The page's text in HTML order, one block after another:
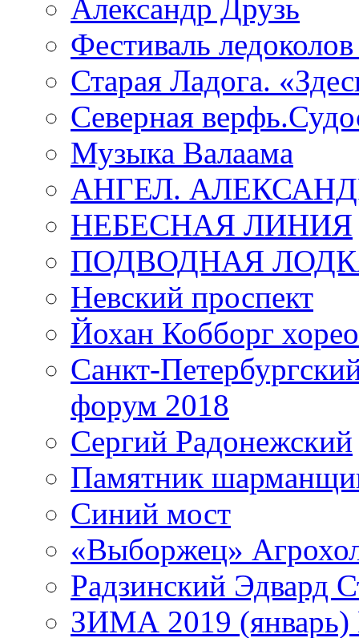
Александр Друзь
Фестиваль
Старая Ладога.
Северная
Музыка Валаама
АНГЕЛ.
НЕБЕСНАЯ ЛИНИЯ
ПОДВОДНАЯ
Невский проспект
Йохан Кобборг
Санкт-
форум 2018
Сергий Радонежский
Памятник
Синий мост
«Выборжец»
Радзинский Эдвард
ЗИМА 2019 (январь)